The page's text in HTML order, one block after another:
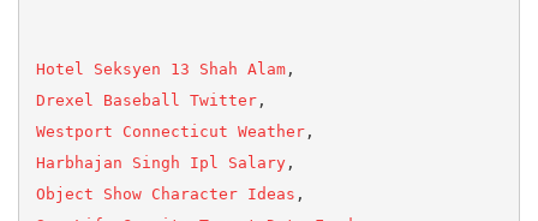
Hotel Seksyen 13 Shah Alam
Drexel Baseball Twitter
Westport Connecticut Weather
Harbhajan Singh Ipl Salary
Object Show Character Ideas